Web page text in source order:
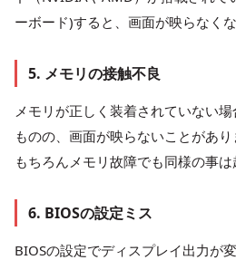
ーボード)すると、画面が映らなく
5. メモリの接触不良
メモリが正しく装着されていない
ものの、画面が映らないことがあり
もちろんメモリ故障でも同様の事は
6. BIOSの設定ミス
BIOSの設定でディスプレイ出力が